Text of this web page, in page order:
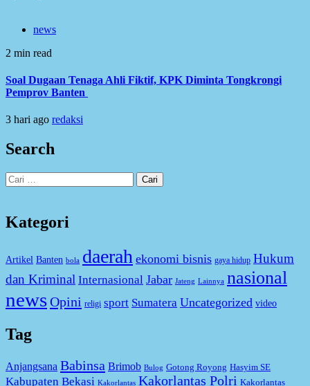
news
2 min read
Soal Dugaan Tenaga Ahli Fiktif, KPK Diminta Tongkrongi
Pemprov Banten
3 hari ago redaksi
Search
Cari
untuk:
Kategori
Artikel Banten bola daerah ekonomi bisnis gaya hidup Hukum
dan Kriminal Internasional Jabar Jateng Lainnya nasional
newsOpini religi sport Sumatera Uncategorized video
Tag
Anjangsana Babinsa Brimob Bulog Gotong Royong Hasyim SE
Kabupaten Bekasi Kakorlantas Kakorlantas Polri Kakorlantas